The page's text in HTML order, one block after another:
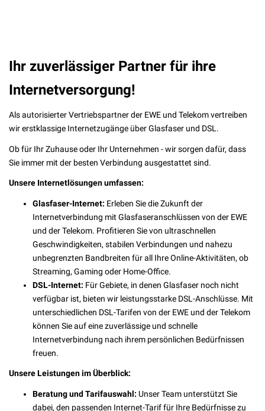
Ihr zuverlässiger Partner für ihre
Internetversorgung!
Als autorisierter Vertriebspartner der EWE und Telekom vertreiben
wir erstklassige Internetzugänge über Glasfaser und DSL.
Ob für Ihr Zuhause oder Ihr Unternehmen - wir sorgen dafür, dass
Sie immer mit der besten Verbindung ausgestattet sind.
Unsere Internetlösungen umfassen:
Glasfaser-Internet: Erleben Sie die Zukunft der
Internetverbindung mit Glasfaseranschlüssen von der EWE
und der Telekom. Profitieren Sie von ultraschnellen
Geschwindigkeiten, stabilen Verbindungen und nahezu
unbegrenzten Bandbreiten für all Ihre Online-Aktivitäten, ob
Streaming, Gaming oder Home-Office.
DSL-Internet: Für Gebiete, in denen Glasfaser noch nicht
verfügbar ist, bieten wir leistungsstarke DSL-Anschlüsse. Mit
unterschiedlichen DSL-Tarifen von der EWE und der Telekom
können Sie auf eine zuverlässige und schnelle
Internetverbindung nach ihrem persönlichen Bedürfnissen
freuen.
Unsere Leistungen im Überblick:
Beratung und Tarifauswahl: Unser Team unterstützt Sie
dabei, den passenden Internet-Tarif für Ihre Bedürfnisse zu